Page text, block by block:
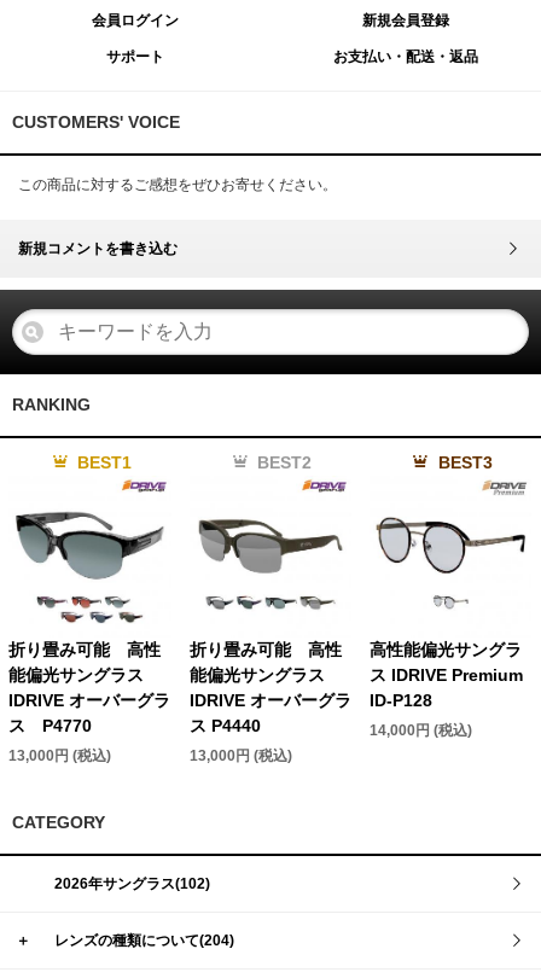
会員ログイン 新規会員登録
サポート お支払い・配送・返品
CUSTOMERS' VOICE
この商品に対するご感想をぜひお寄せください。
新規コメントを書き込む
RANKING
BEST1
折り畳み可能 高性
能偏光サングラス
IDRIVE オーバーグラ
ス P4770
13,000円 (税込)
BEST2
折り畳み可能 高性
能偏光サングラス
IDRIVE オーバーグラ
ス P4440
13,000円 (税込)
BEST3
高性能偏光サングラ
ス IDRIVE Premium
ID-P128
14,000円 (税込)
CATEGORY
2026年サングラス(102)
＋ レンズの種類について(204)